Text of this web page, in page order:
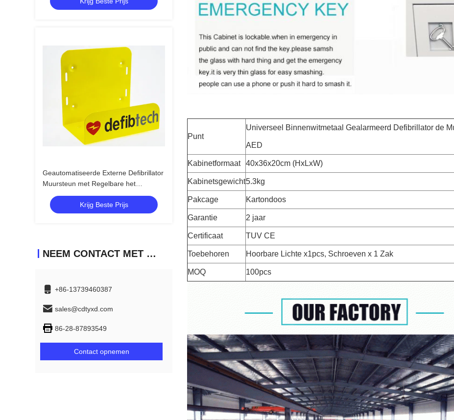
Geautomatiseerde Externe Defibrillator
Muursteun met Regelbare het
Bevestigen Riem
Krijg Beste Prijs
NEEM CONTACT MET ONS OP
+86-13739460387
sales@cdtyxd.com
86-28-87893549
Contact opnemen
Punt
Universeel Binnenwitmetaal Gealarmeerd Defibrillator de
AED
Kabinetformaat 40x36x20cm (HxLxW)
Kabinetsgewicht5.3kg
Pakcage Kartondoos
Garantie 2 jaar
Certificaat TUV CE
Toebehoren Hoorbare Lichte x1pcs, Schroeven x 1 Zak
MOQ 100pcs